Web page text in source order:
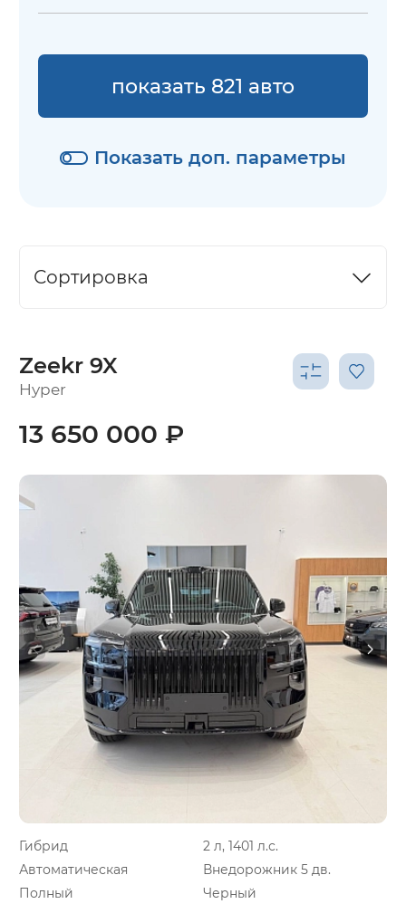
Показать доп. параметры
показать 821 авто
Сортировка
Zeekr 9X
Hyper
Гибрид
2 л, 1401 л.с.
Автоматическая
Внедорожник 5 дв.
Полный
Черный
13 650 000 ₽